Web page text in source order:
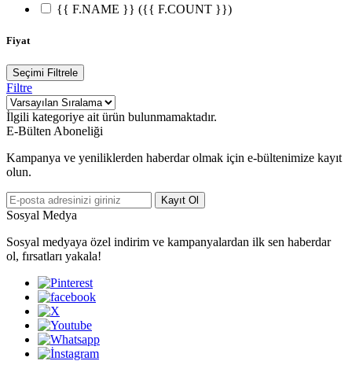
{{ F.NAME }} ({{ F.COUNT }})
Fiyat
Seçimi Filtrele
Filtre
İlgili kategoriye ait ürün bulunmamaktadır.
E-Bülten Aboneliği
Kampanya ve yeniliklerden haberdar olmak için e-bültenimize kayıt
olun.
Kayıt Ol
Sosyal Medya
Sosyal medyaya özel indirim ve kampanyalardan ilk sen haberdar
ol, fırsatları yakala!